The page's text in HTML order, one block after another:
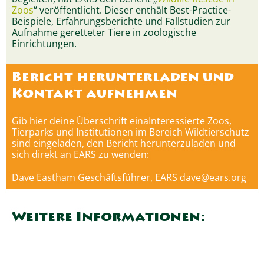
Zoos“ veröffentlicht. Dieser enthält Best-Practice-
Beispiele, Erfahrungsberichte und Fallstudien zur
Aufnahme geretteter Tiere in zoologische
Einrichtungen.
Bericht herunterladen und
Kontakt aufnehmen
Gib hier deine Überschrift einaInteressierte Zoos,
Tierparks und Institutionen im Bereich Wildtierschutz
sind eingeladen, den Bericht herunterzuladen und
sich direkt an EARS zu wenden:
Dave Eastham Geschäftsführer, EARS dave@ears.org
Weitere Informationen: